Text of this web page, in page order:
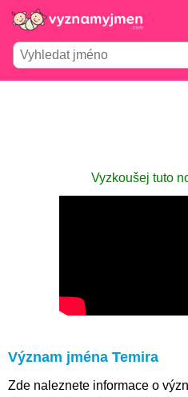
Vyzkoušej tuto
Význam jména Temira
Zde naleznete informace o